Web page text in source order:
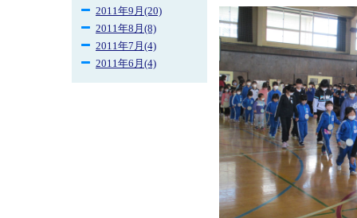
2011年9月(20)
2011年8月(8)
2011年7月(4)
2011年6月(4)